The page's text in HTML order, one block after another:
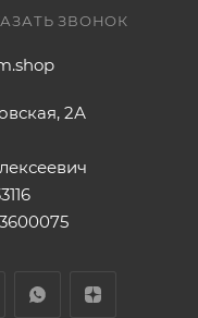
ЗВОНОК
2А